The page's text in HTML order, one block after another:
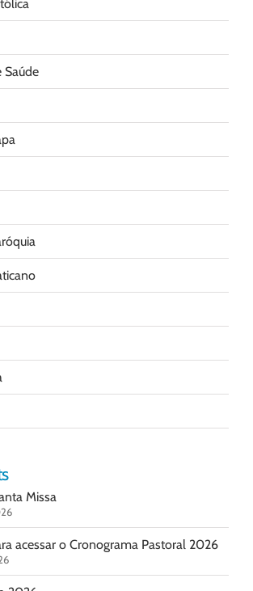
Saúde
Missa
acessar o Cronograma Pastoral 2026